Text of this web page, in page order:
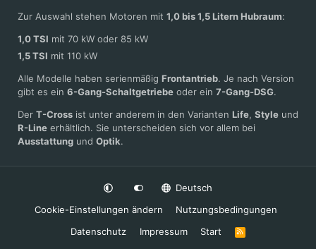
Zur Auswahl stehen Motoren mit 1,0 bis 1,5 Litern Hubraum:
1,0 TSI mit 70 kW oder 85 kW
1,5 TSI mit 110 kW
Alle Modelle haben serienmäßig Frontantrieb. Je nach Version
gibt es ein 6-Gang-Schaltgetriebe oder ein 7-Gang-DSG.
Der T-Cross ist unter anderem in den Varianten Life, Style und
R-Line erhältlich. Sie unterscheiden sich vor allem bei
Ausstattung und Optik.
Deutsch
Cookie-Einstellungen ändern
Nutzungsbedingungen
Datenschutz
Impressum Start
R
S